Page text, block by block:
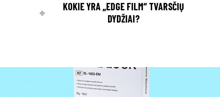
KOKIE YRA „EDGE FILM“ TVARSČIŲ
DYDŽIAI?